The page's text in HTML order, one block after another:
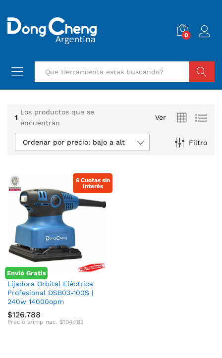
0
1
Los productos que se
encuentran
Ver
Filtro
Ordenar por precio: bajo a alto
6 Cuotas sin
Interés
Envió Gratis
Lijadora Orbital Eléctrica
Profesional DSB03-100S |
240w 14000opm
$126.788
Precio s/imp nac. $104.783